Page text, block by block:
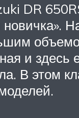
DR
и здесь
В этом